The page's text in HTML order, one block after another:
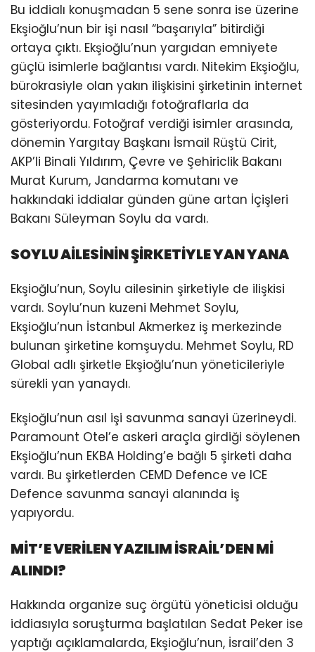
Bu iddialı konuşmadan 5 sene sonra ise üzerine
Ekşioğlu’nun bir işi nasıl “başarıyla” bitirdiği
ortaya çıktı. Ekşioğlu’nun yargıdan emniyete
güçlü isimlerle bağlantısı vardı. Nitekim Ekşioğlu,
bürokrasiyle olan yakın ilişkisini şirketinin internet
sitesinden yayımladığı fotoğraflarla da
gösteriyordu. Fotoğraf verdiği isimler arasında,
dönemin Yargıtay Başkanı İsmail Rüştü Cirit,
AKP’li Binali Yıldırım, Çevre ve Şehiriclik Bakanı
Murat Kurum, Jandarma komutanı ve
hakkındaki iddialar günden güne artan İçişleri
Bakanı Süleyman Soylu da vardı.
SOYLU AİLESİNİN ŞİRKETİYLE YAN YANA
Ekşioğlu’nun, Soylu ailesinin şirketiyle de ilişkisi
vardı. Soylu’nun kuzeni Mehmet Soylu,
Ekşioğlu’nun İstanbul Akmerkez iş merkezinde
bulunan şirketine komşuydu. Mehmet Soylu, RD
Global adlı şirketle Ekşioğlu’nun yöneticileriyle
sürekli yan yanaydı.
Ekşioğlu’nun asıl işi savunma sanayi üzerineydi.
Paramount Otel’e askeri araçla girdiği söylenen
Ekşioğlu’nun EKBA Holding’e bağlı 5 şirketi daha
vardı. Bu şirketlerden CEMD Defence ve ICE
Defence savunma sanayi alanında iş
yapıyordu.
MİT’E VERİLEN YAZILIMİSRAİL’DEN Mİ
ALINDI?
Hakkında organize suç örgütü yöneticisi olduğu
iddiasıyla soruşturma başlatılan Sedat Peker ise
yaptığı açıklamalarda, Ekşioğlu’nun, İsrail’den 3